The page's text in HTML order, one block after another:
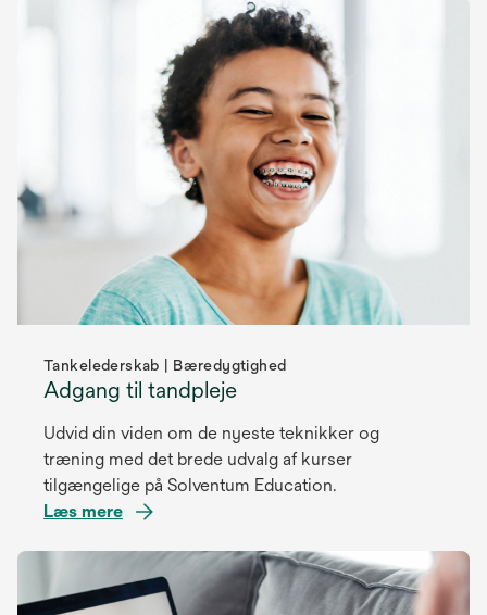
Tankelederskab | Bæredygtighed
Adgang til tandpleje
Udvid din viden om de nyeste teknikker og
træning med det brede udvalg af kurser
tilgængelige på Solventum Education.
Læs mere